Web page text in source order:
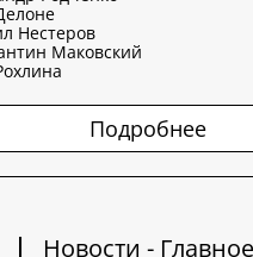
Нестеров
Маковский
Подробнее
Новости - Главное